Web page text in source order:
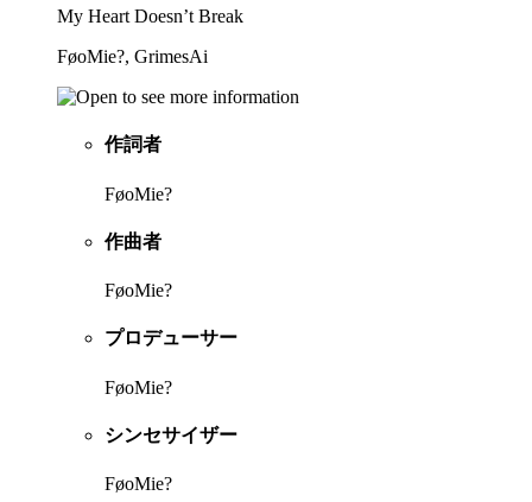
My Heart Doesn’t Break
FøoMie?, GrimesAi
作詞者
FøoMie?
作曲者
FøoMie?
プロデューサー
FøoMie?
シンセサイザー
FøoMie?